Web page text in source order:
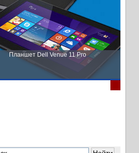
Планшет Dell Venue 11 Pro